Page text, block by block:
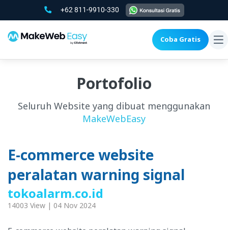
+62 811-9910-330
Coba Gratis
Portofolio
Seluruh Website yang dibuat menggunakan
MakeWebEasy
E-commerce website
peralatan warning signal
tokoalarm.co.id
14003 View | 04 Nov 2024